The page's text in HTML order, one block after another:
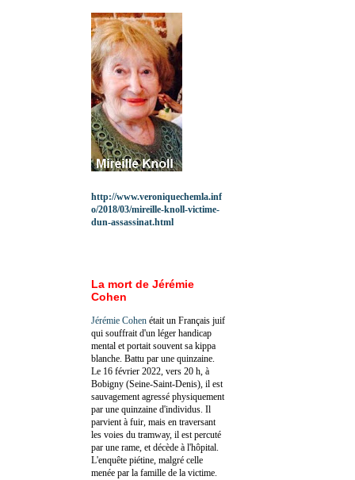
http://www.veroniquechemla.inf
o/2018/03/mireille-knoll-victime-
dun-assassinat.html
La mort de Jérémie
Cohen
Jérémie Cohen était un Français juif
qui souffrait d'un léger handicap
mental et portait souvent sa kippa
blanche. Battu par une quinzaine.
Le 16 février 2022, vers 20 h, à
Bobigny (Seine-Saint-Denis), il est
sauvagement agressé physiquement
par une quinzaine d'individus. Il
parvient à fuir, mais en traversant
les voies du tramway, il est percuté
par une rame, et décède à l'hôpital.
L'enquête piétine, malgré celle
menée par la famille de la victime.